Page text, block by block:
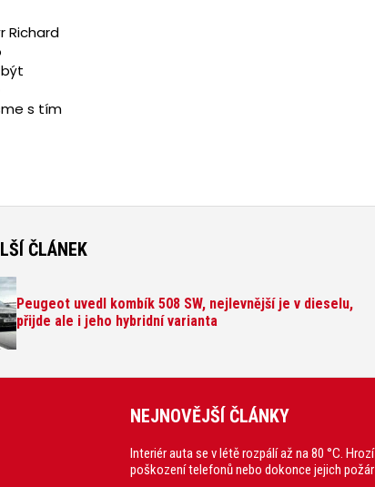
Richard
s tím
ČLÁNEK
Peugeot uvedl kombík 508 SW, nejlevnější je v dieselu,
přijde ale i jeho hybridní varianta
NEJNOVĚJŠÍ ČLÁNKY
Interiér auta se v létě rozpálí až na 80 °C. Hrozí
poškození telefonů nebo dokonce jejich požár